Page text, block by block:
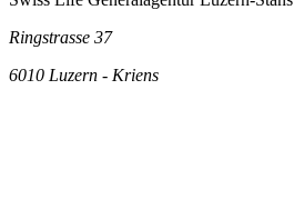
Ringstrasse 37
6010 Luzern - Kriens